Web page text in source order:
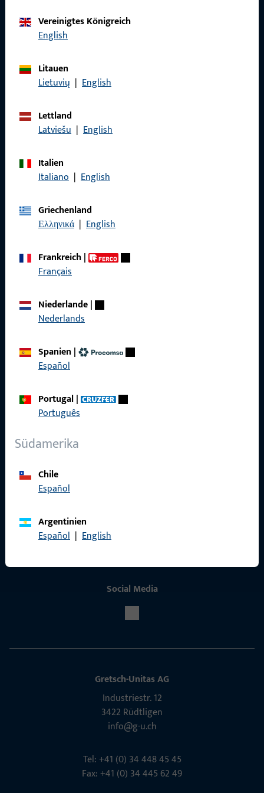
Vereinigtes Königreich
English
Litauen
Lietuvių | English
Lettland
Latviešu | English
Italien
Italiano | English
Griechenland
Ελληνικά | English
Frankreich|
Français
Niederlande|
Nederlands
Spanien |
Español
Portugal|
Português
Südamerika
Chile
Español
Argentinien
Español | English
Schnelleinstieg
Referenzen
Social Media
Gretsch-Unitas AG
Indu­s­triestr. 12
3422 Rüdt­ligen
info@g-u.ch
Tel: +41 (0) 34 448 45 45
Fax: +41 (0) 34 445 62 49